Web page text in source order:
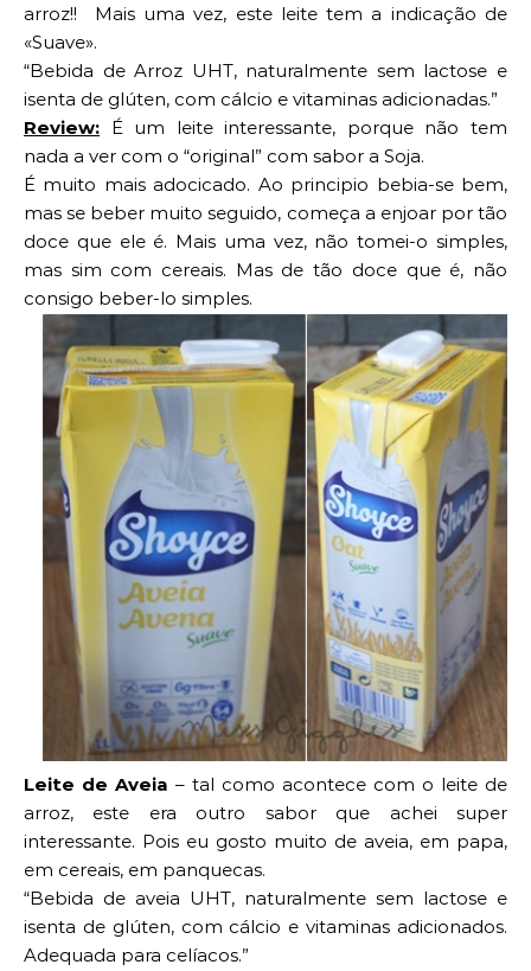
arroz!! Mais uma vez, este leite tem a indicação de
«Suave».
“Bebida de Arroz UHT, naturalmente sem lactose e
isenta de glúten, com cálcio e vitaminas adicionadas.”
Review: É um leite interessante, porque não tem
nada a ver com o “original” com sabor a Soja.
É muito mais adocicado. Ao principio bebia-se bem,
mas se beber muito seguido, começa a enjoar por tão
doce que ele é. Mais uma vez, não tomei-o simples,
mas sim com cereais. Mas de tão doce que é, não
consigo beber-lo simples.
Leite de Aveia – tal como acontece com o leite de
arroz, este era outro sabor que achei super
interessante. Pois eu gosto muito de aveia, em papa,
em cereais, em panquecas.
“Bebida de aveia UHT, naturalmente sem lactose e
isenta de glúten, com cálcio e vitaminas adicionados.
Adequada para celíacos.”